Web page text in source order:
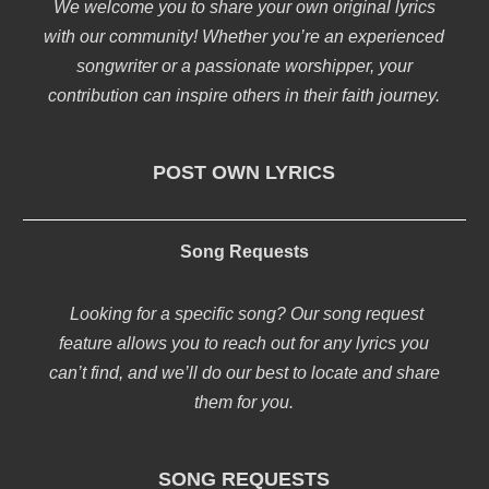
We welcome you to share your own original lyrics
with our community! Whether you’re an experienced
songwriter or a passionate worshipper, your
contribution can inspire others in their faith journey.
POST OWN LYRICS
Song Requests
Looking for a specific song? Our song request
feature allows you to reach out for any lyrics you
can’t find, and we’ll do our best to locate and share
them for you.
SONG REQUESTS